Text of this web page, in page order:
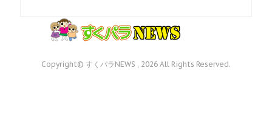
Copyright© すくパラNEWS , 2026 All Rights Reserved.